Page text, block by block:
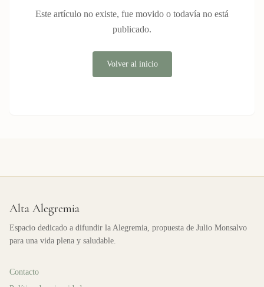
Este artículo no existe, fue movido o todavía no está
publicado.
Volver al inicio
Alta Alegremia
Espacio dedicado a difundir la Alegremia, propuesta de Julio Monsalvo
para una vida plena y saludable.
Contacto